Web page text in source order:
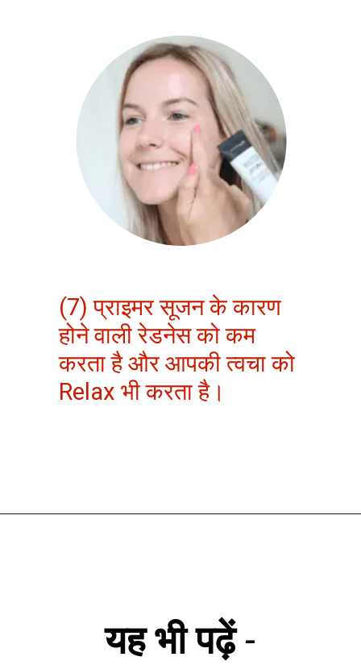
(7) प्राइमर सूजन के कारण
होने वाली रेडनेस को कम
करता है और आपकी त्वचा को
Relax भी करता है।
यह भी पढ़ें-